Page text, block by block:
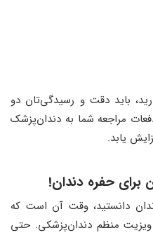
باید دقت و رسیدگی‌تان دو
مراجعه شما به دندان‌پزشک
برای حفره دندان!
دانستید، وقت آن است که
ویزیت منظم دندان‌پزشکی. حتی